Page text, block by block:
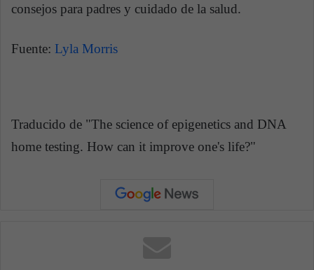
consejos para padres y cuidado de la salud.
Fuente: Lyla Morris
Traducido de "The science of epigenetics and DNA
home testing. How can it improve one's life?"